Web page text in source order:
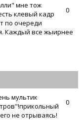
0
мне тож
клевый кадр
по очереди
Каждый все жыирнее
0
мультик
не отрываясь!